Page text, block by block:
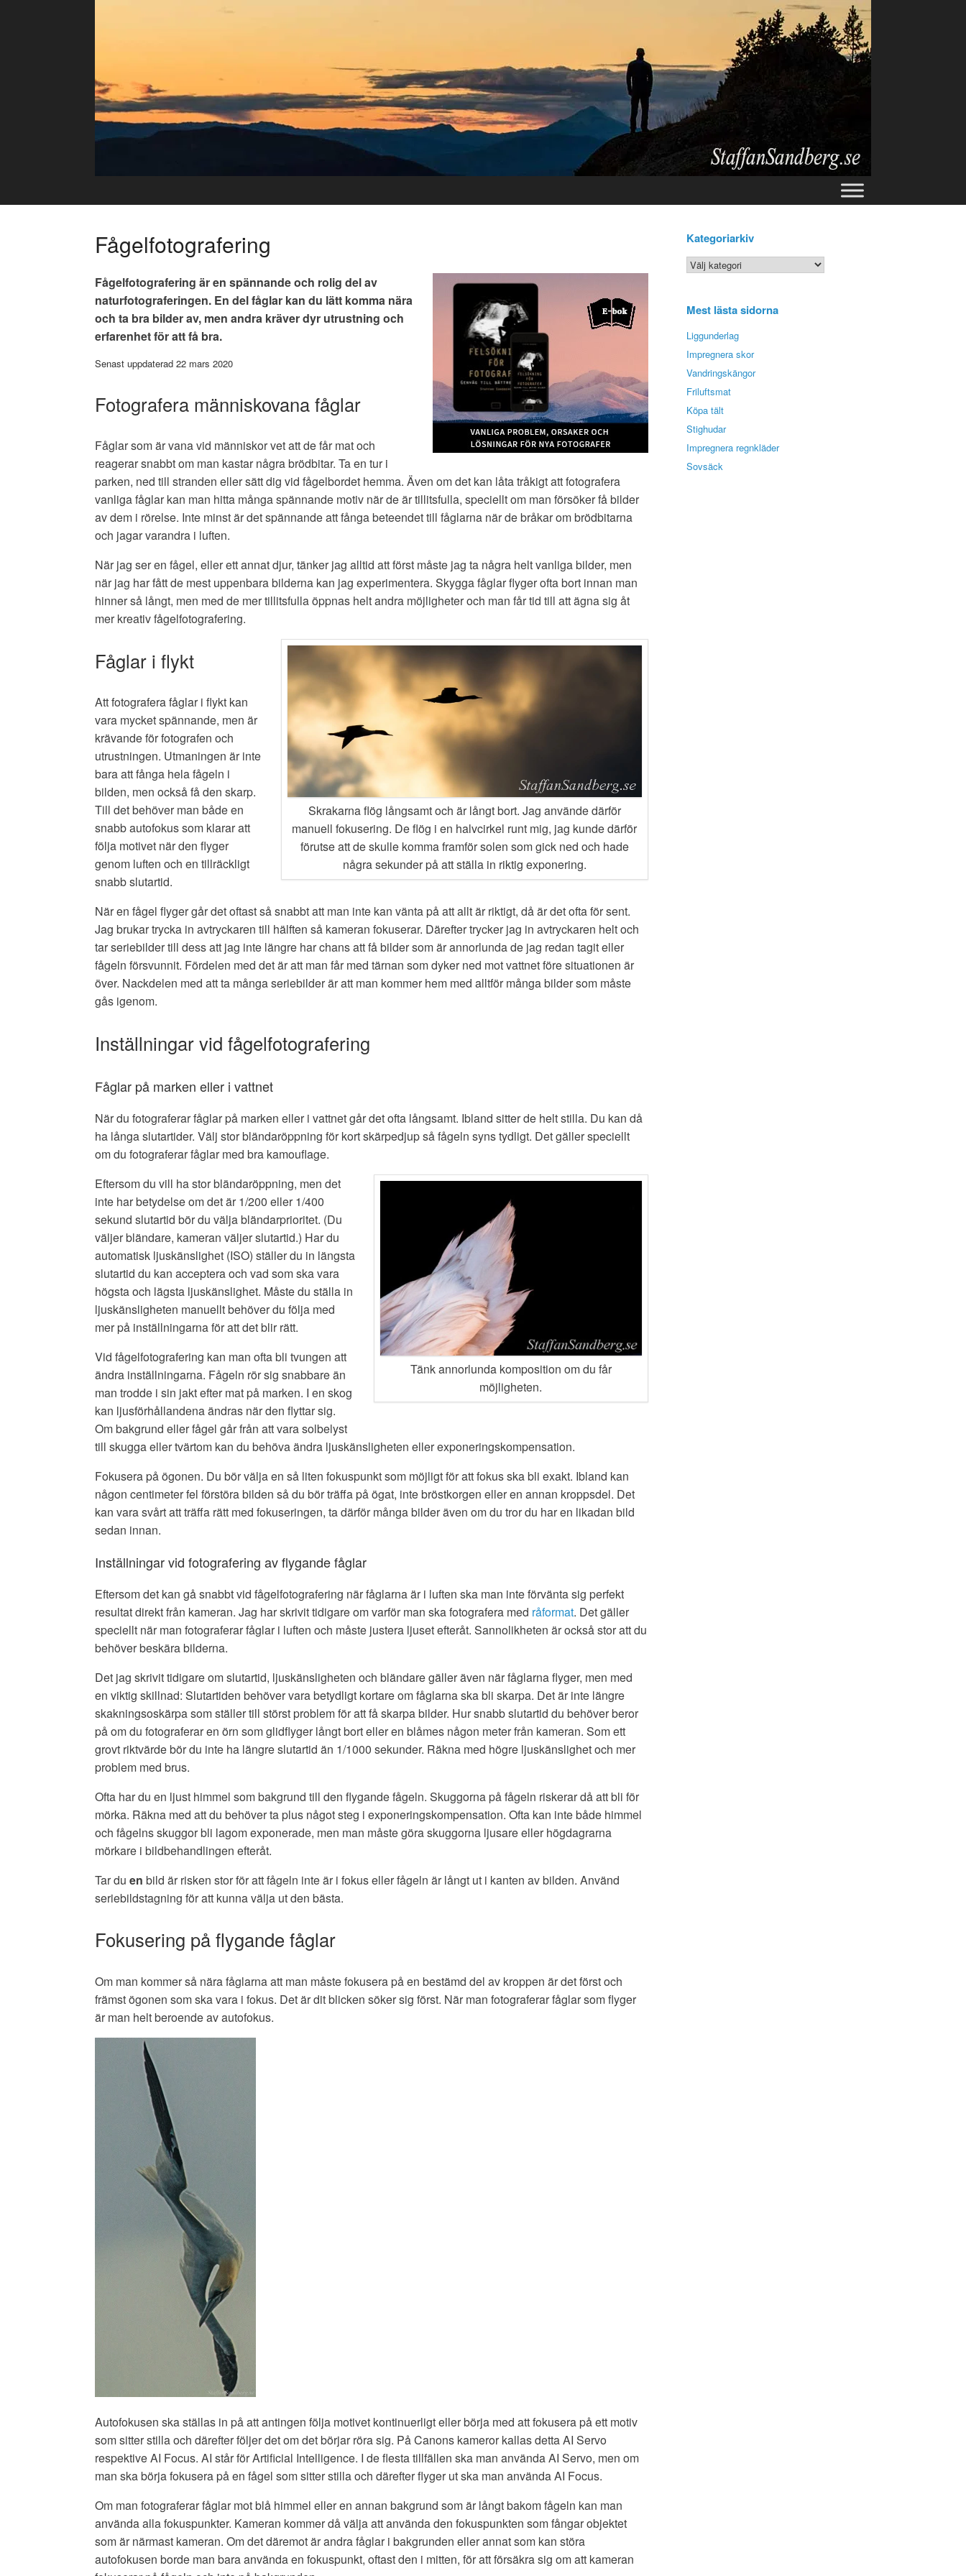
Fågelfotografering
Fågelfotografering är en spännande och rolig del av
naturfotograferingen. En del fåglar kan du lätt komma nära
och ta bra bilder av, men andra kräver dyr utrustning och
erfarenhet för att få bra.
Senast uppdaterad 22 mars 2020
Fotografera människovana fåglar
Fåglar som är vana vid människor vet att de får mat och
reagerar snabbt om man kastar några brödbitar. Ta en tur i
parken, ned till stranden eller sätt dig vid fågelbordet hemma. Även om det kan låta tråkigt att fotografera
vanliga fåglar kan man hitta många spännande motiv när de är tillitsfulla, speciellt om man försöker få bilder
av dem i rörelse. Inte minst är det spännande att fånga beteendet till fåglarna när de bråkar om brödbitarna
och jagar varandra i luften.
När jag ser en fågel, eller ett annat djur, tänker jag alltid att först måste jag ta några helt vanliga bilder, men
när jag har fått de mest uppenbara bilderna kan jag experimentera. Skygga fåglar flyger ofta bort innan man
hinner så långt, men med de mer tillitsfulla öppnas helt andra möjligheter och man får tid till att ägna sig åt
mer kreativ fågelfotografering.
Skrakarna flög långsamt och är långt bort. Jag använde därför
manuell fokusering. De flög i en halvcirkel runt mig, jag kunde därför
förutse att de skulle komma framför solen som gick ned och hade
några sekunder på att ställa in riktig exponering.
Fåglar i flykt
Att fotografera fåglar i flykt kan
vara mycket spännande, men är
krävande för fotografen och
utrustningen. Utmaningen är inte
bara att fånga hela fågeln i
bilden, men också få den skarp.
Till det behöver man både en
snabb autofokus som klarar att
följa motivet när den flyger
genom luften och en tillräckligt
snabb slutartid.
När en fågel flyger går det oftast så snabbt att man inte kan vänta på att allt är riktigt, då är det ofta för sent.
Jag brukar trycka in avtryckaren till hälften så kameran fokuserar. Därefter trycker jag in avtryckaren helt och
tar seriebilder till dess att jag inte längre har chans att få bilder som är annorlunda de jag redan tagit eller
fågeln försvunnit. Fördelen med det är att man får med tärnan som dyker ned mot vattnet före situationen är
över. Nackdelen med att ta många seriebilder är att man kommer hem med alltför många bilder som måste
gås igenom.
Inställningar vid fågelfotografering
Fåglar på marken eller i vattnet
När du fotograferar fåglar på marken eller i vattnet går det ofta långsamt. Ibland sitter de helt stilla. Du kan då
ha långa slutartider. Välj stor bländaröppning för kort skärpedjup så fågeln syns tydligt. Det gäller speciellt
om du fotograferar fåglar med bra kamouflage.
Tänk annorlunda komposition om du får
möjligheten.
Eftersom du vill ha stor bländaröppning, men det
inte har betydelse om det är 1/200 eller 1/400
sekund slutartid bör du välja bländarprioritet. (Du
väljer bländare, kameran väljer slutartid.) Har du
automatisk ljuskänslighet (ISO) ställer du in längsta
slutartid du kan acceptera och vad som ska vara
högsta och lägsta ljuskänslighet. Måste du ställa in
ljuskänsligheten manuellt behöver du följa med
mer på inställningarna för att det blir rätt.
Vid fågelfotografering kan man ofta bli tvungen att
ändra inställningarna. Fågeln rör sig snabbare än
man trodde i sin jakt efter mat på marken. I en skog
kan ljusförhållandena ändras när den flyttar sig.
Om bakgrund eller fågel går från att vara solbelyst
till skugga eller tvärtom kan du behöva ändra ljuskänsligheten eller exponeringskompensation.
Fokusera på ögonen. Du bör välja en så liten fokuspunkt som möjligt för att fokus ska bli exakt. Ibland kan
någon centimeter fel förstöra bilden så du bör träffa på ögat, inte bröstkorgen eller en annan kroppsdel. Det
kan vara svårt att träffa rätt med fokuseringen, ta därför många bilder även om du tror du har en likadan bild
sedan innan.
Inställningar vid fotografering av flygande fåglar
Eftersom det kan gå snabbt vid fågelfotografering när fåglarna är i luften ska man inte förvänta sig perfekt
resultat direkt från kameran. Jag har skrivit tidigare om varför man ska fotografera med råformat. Det gäller
speciellt när man fotograferar fåglar i luften och måste justera ljuset efteråt. Sannolikheten är också stor att du
behöver beskära bilderna.
Det jag skrivit tidigare om slutartid, ljuskänsligheten och bländare gäller även när fåglarna flyger, men med
en viktig skillnad: Slutartiden behöver vara betydligt kortare om fåglarna ska bli skarpa. Det är inte längre
skakningsoskärpa som ställer till störst problem för att få skarpa bilder. Hur snabb slutartid du behöver beror
på om du fotograferar en örn som glidflyger långt bort eller en blåmes någon meter från kameran. Som ett
grovt riktvärde bör du inte ha längre slutartid än 1/1000 sekunder. Räkna med högre ljuskänslighet och mer
problem med brus.
Ofta har du en ljust himmel som bakgrund till den flygande fågeln. Skuggorna på fågeln riskerar då att bli för
mörka. Räkna med att du behöver ta plus något steg i exponeringskompensation. Ofta kan inte både himmel
och fågelns skuggor bli lagom exponerade, men man måste göra skuggorna ljusare eller högdagrarna
mörkare i bildbehandlingen efteråt.
Tar du en bild är risken stor för att fågeln inte är i fokus eller fågeln är långt ut i kanten av bilden. Använd
seriebildstagning för att kunna välja ut den bästa.
Fokusering på flygande fåglar
Om man kommer så nära fåglarna att man måste fokusera på en bestämd del av kroppen är det först och
främst ögonen som ska vara i fokus. Det är dit blicken söker sig först. När man fotograferar fåglar som flyger
är man helt beroende av autofokus.
Autofokusen ska ställas in på att antingen följa motivet kontinuerligt eller börja med att fokusera på ett motiv
som sitter stilla och därefter följer det om det börjar röra sig. På Canons kameror kallas detta AI Servo
respektive AI Focus. AI står för Artificial Intelligence. I de flesta tillfällen ska man använda AI Servo, men om
man ska börja fokusera på en fågel som sitter stilla och därefter flyger ut ska man använda AI Focus.
Om man fotograferar fåglar mot blå himmel eller en annan bakgrund som är långt bakom fågeln kan man
använda alla fokuspunkter. Kameran kommer då välja att använda den fokuspunkten som fångar objektet
som är närmast kameran. Om det däremot är andra fåglar i bakgrunden eller annat som kan störa
autofokusen borde man bara använda en fokuspunkt, oftast den i mitten, för att försäkra sig om att kameran
Kategoriarkiv
Kategoriarkiv
Mest lästa sidorna
Liggunderlag
Impregnera skor
Vandringskängor
Friluftsmat
Köpa tält
Stighudar
Impregnera regnkläder
Sovsäck